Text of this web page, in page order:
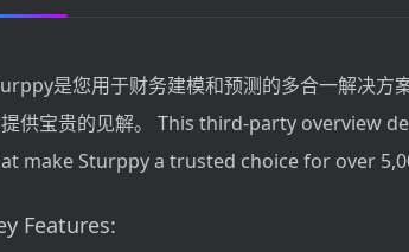
是您用于财务建模和预测的多合一解决方
供宝贵的见解。 This third-party overview
make Sturppy a trusted choice for over
Features: